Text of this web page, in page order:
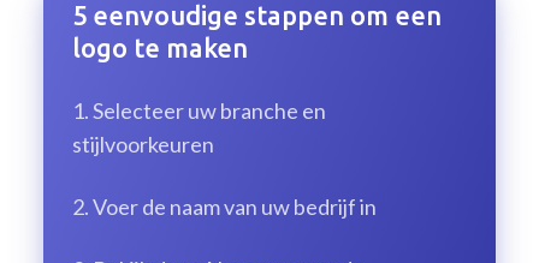
5 eenvoudige stappen om een
logo te maken
1.Selecteer uw branche en
stijlvoorkeuren
2.Voer de naam van uw bedrijf in